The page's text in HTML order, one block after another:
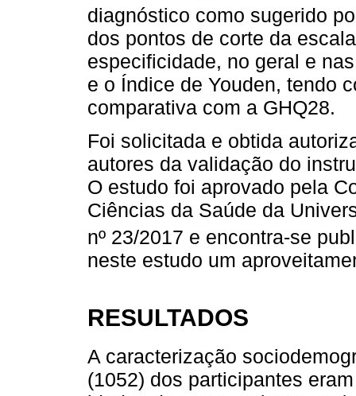
diagnóstico como sugerido
dos pontos de corte da
especificidade, no geral e
e o Índice de Youden, tendo
comparativa com a GHQ28.
Foi solicitada e obtida
autores da validação do
O estudo foi aprovado pela
Ciências da Saúde da
nº 23/2017 e encontra-se
neste estudo um
RESULTADOS
A caracterização
(1052) dos participantes